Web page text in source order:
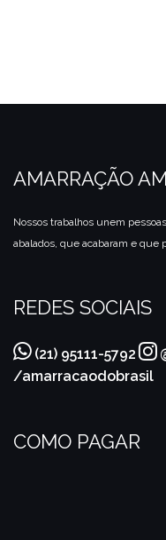
AMARRAÇÃO
Nossos trabalhos unem
abalados, que acabaram e que
REDES SOCIAIS
(21) 95111-5792
/amarracaodobrasil
COMO PAGAR